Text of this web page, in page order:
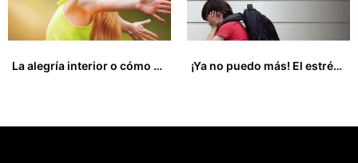
La alegría interior o cómo superar la depresión
¡Ya no puedo más! El estrés en las primeras etapas del desarrollo infantil. Escuelas para padres